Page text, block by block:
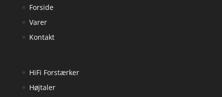
Forside
Varer
Kontakt
HiFi Forstærker
Højtaler